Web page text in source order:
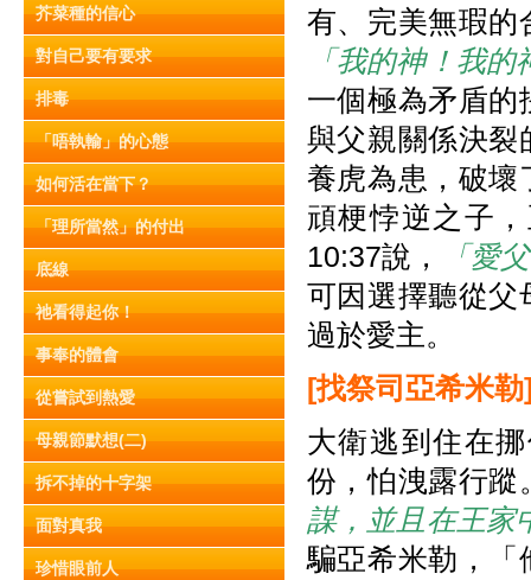
芥菜種的信心
對自己要有要求
排毒
「唔執輸」的心態
如何活在當下？
「理所當然」的付出
底線
祂看得起你！
事奉的體會
從嘗試到熱愛
母親節默想(二)
拆不掉的十字架
面對真我
珍惜眼前人
有、完美無瑕的
「我的神！我
一個極為矛盾的
與父親關係決裂
養虎為患，破壞
頑梗悖逆之子
10:37說，
「愛
可因選擇聽從父
過於愛主。
[找祭司亞希米勒
大衛逃到住在
份，怕洩露行蹤
謀，並且在王家
騙亞希米勒，「